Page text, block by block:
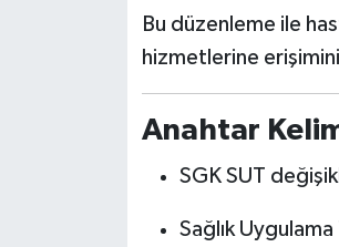
Bu düzenleme ile
hizmetlerine
Anahtar
SGK SUT
Sağlık